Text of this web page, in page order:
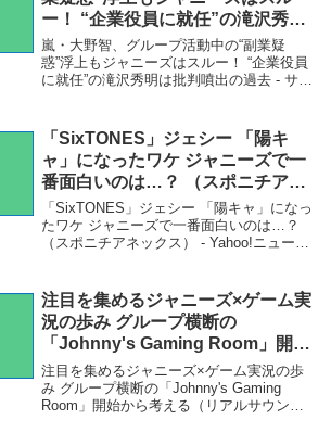
ー！ “企業役員に就任”の滝沢秀明
は批判噴出の過去 – サイゾーウー
マン
嵐・大野智、グループ活動中の“副業疑
惑”浮上もジャニーズはスルー！ “企業役員
に就任”の滝沢秀明は批判噴出の過去 - サイ
もジャニーズはスルー！ “企業役員に就
任...
「SixTONES」ジェシー 「陽キ
ャ」になったワケ ジャニーズで一
番面白いのは…？ （スポニチアネ
ックス） – Yahoo!ニュース –
Yahoo!ニュース
「SixTONES」ジェシー 「陽キャ」になっ
たワケ ジャニーズで一番面白いのは…？
（スポニチアネックス） - Yahoo!ニュース
たワケ ジャ...
注目を集めるジャニーズ×ゲーム実
況の歩み グループ横断の
「Johnny's Gaming Room」開始
から考える（リアルサウンド） –
Yahoo!ニュース – Yahoo!ニュー
ス
注目を集めるジャニーズ×ゲーム実況の歩
み グループ横断の「Johnny's Gaming
Room」開始から考える（リアルサウン